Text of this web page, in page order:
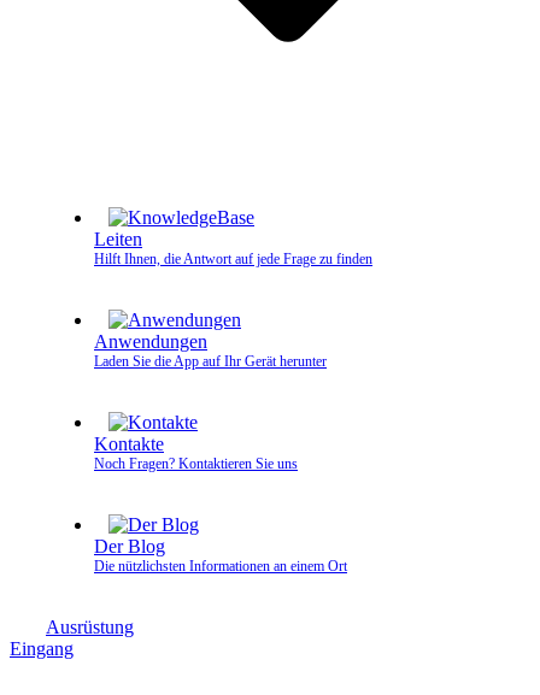
Leiten
Hilft Ihnen, die Antwort auf jede Frage zu finden
Anwendungen
Laden Sie die App auf Ihr Gerät herunter
Kontakte
Noch Fragen? Kontaktieren Sie uns
Der Blog
Die nützlichsten Informationen an einem Ort
Ausrüstung
Eingang